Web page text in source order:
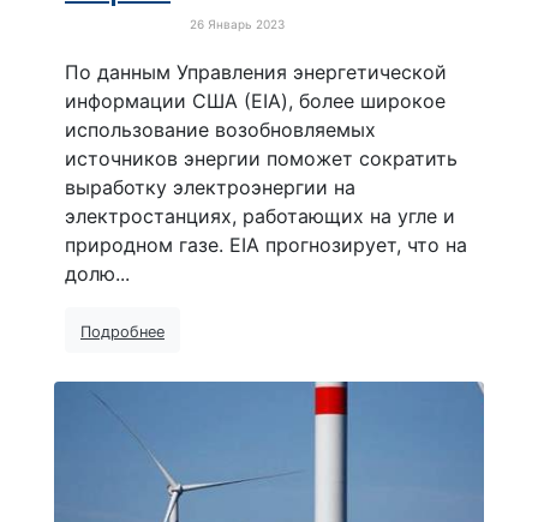
26 Январь 2023
По данным Управления энергетической
информации США (EIA), более широкое
использование возобновляемых
источников энергии поможет сократить
выработку электроэнергии на
электростанциях, работающих на угле и
природном газе. EIA прогнозирует, что на
долю...
Подробнее